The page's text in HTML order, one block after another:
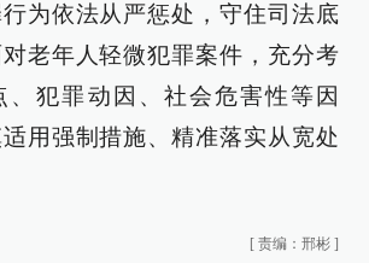
为依法从严惩处，守住司法底
老年人轻微犯罪案件，充分考
、犯罪动因、社会危害性等因
用强制措施、精准落实从宽处
[ 责编：邢彬 ]